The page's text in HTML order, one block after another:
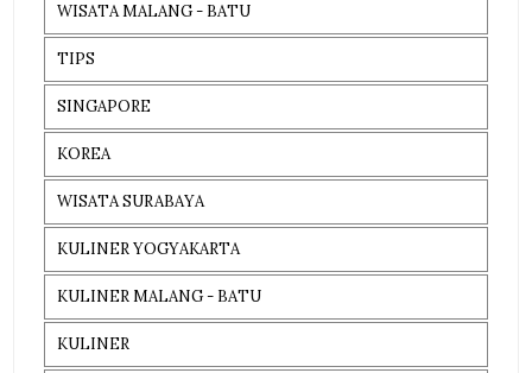
WISATA MALANG - BATU
TIPS
SINGAPORE
KOREA
WISATA SURABAYA
KULINER YOGYAKARTA
KULINER MALANG - BATU
KULINER